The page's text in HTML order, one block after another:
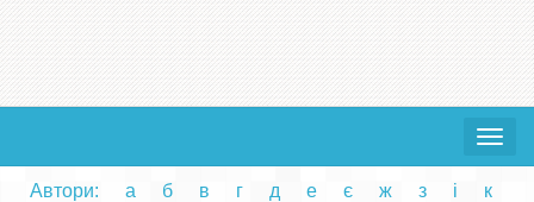
Toggle
Автори: а б в г д е є ж з і к